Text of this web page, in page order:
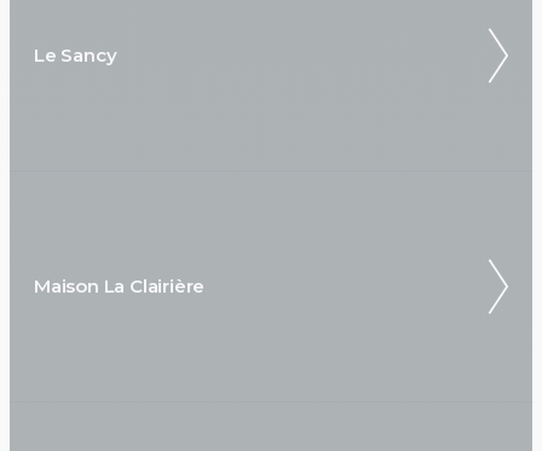
Le Sancy
Maison La Clairière